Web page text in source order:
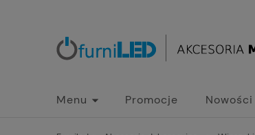
Menu Promocje Nowości